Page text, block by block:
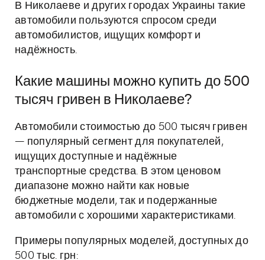
В Николаеве и других городах Украины такие
автомобили пользуются спросом среди
автомобилистов, ищущих комфорт и
надёжность.
Какие машины можно купить до 500
тысяч гривен в Николаеве?
Автомобили стоимостью до 500 тысяч гривен
— популярный сегмент для покупателей,
ищущих доступные и надёжные
транспортные средства. В этом ценовом
диапазоне можно найти как новые
бюджетные модели, так и подержанные
автомобили с хорошими характеристиками.
Примеры популярных моделей, доступных до
500 тыс. грн: